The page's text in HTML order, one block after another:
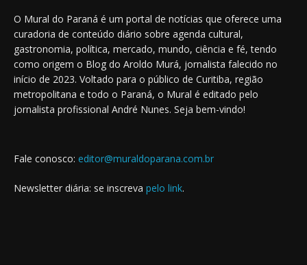
O Mural do Paraná é um portal de notícias que oferece uma
curadoria de conteúdo diário sobre agenda cultural,
gastronomia, política, mercado, mundo, ciência e fé, tendo
como origem o Blog do Aroldo Murá, jornalista falecido no
início de 2023. Voltado para o público de Curitiba, região
metropolitana e todo o Paraná, o Mural é editado pelo
jornalista profissional André Nunes. Seja bem-vindo!
Fale conosco: editor@muraldoparana.com.br
Newsletter diária: se inscreva pelo link.